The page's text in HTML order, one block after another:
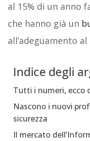
al 15% di un anno
che hanno già un
all’adeguamento al
Indice degli
Tutti i numeri, ecco
Nascono i nuovi
sicurezza
Il mercato